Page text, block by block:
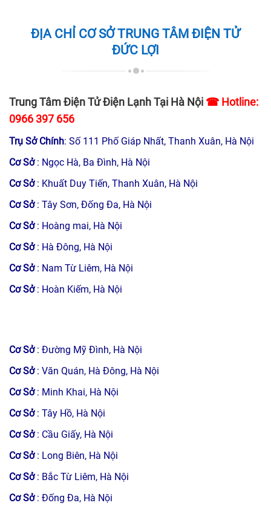
ĐỊA CHỈ CƠ SỞ TRUNG TÂM ĐIỆN TỬ
ĐỨC LỢI
Trung Tâm Điện Tử Điện Lạnh Tại Hà Nội ☎ Hotline:
0966 397 656
Trụ Sở Chính: Số 111 Phố Giáp Nhất, Thanh Xuân, Hà Nội
Cơ Sở : Ngọc Hà, Ba Đình, Hà Nội
Cơ Sở : Khuất Duy Tiến, Thanh Xuân, Hà Nội
Cơ Sở : Tây Sơn, Đống Đa, Hà Nội
Cơ Sở: Hoàng mai, Hà Nội
Cơ Sở : Hà Đông, Hà Nội
Cơ Sở : Nam Từ Liêm, Hà Nội
Cơ Sở : Hoàn Kiếm, Hà Nội
Cơ Sở : Đường Mỹ Đình, Hà Nội
Cơ Sở : Văn Quán, Hà Đông, Hà Nội
Cơ Sở : Minh Khai, Hà Nội
Cơ Sở : Tây Hồ, Hà Nội
Cơ Sở: Cầu Giấy, Hà Nội
Cơ Sở : Long Biên, Hà Nội
Cơ Sở : Bắc Từ Liêm, Hà Nội
Cơ Sở : Đống Đa, Hà Nội